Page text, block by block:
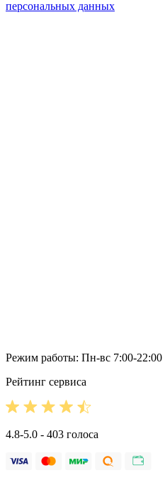
персональных данных
Режим работы: Пн-вс 7:00-22:00
Рейтинг сервиса
4.8-5.0 - 403 голоса